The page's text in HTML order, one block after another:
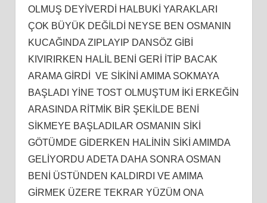
OLMUŞ DEYİVERDİ HALBUKİ YARAKLARI
ÇOK BÜYÜK DEĞİLDİ NEYSE BEN OSMANIN
KUCAĞINDA ZIPLAYIP DANSÖZ GİBİ
KIVIRIRKEN HALİL BENİ GERİ İTİP BACAK
ARAMA GİRDİ VE SİKİNİ AMIMA SOKMAYA
BAŞLADI YİNE TOST OLMUŞTUM İKİ ERKEĞİN
ARASINDA RİTMİK BİR ŞEKİLDE BENİ
SİKMEYE BAŞLADILAR OSMANIN SİKİ
GÖTÜMDE GİDERKEN HALİNİN SİKİ AMIMDA
GELİYORDU ADETA DAHA SONRA OSMAN
BENİ ÜSTÜNDEN KALDIRDI VE AMIMA
GİRMEK ÜZERE TEKRAR YÜZÜM ONA